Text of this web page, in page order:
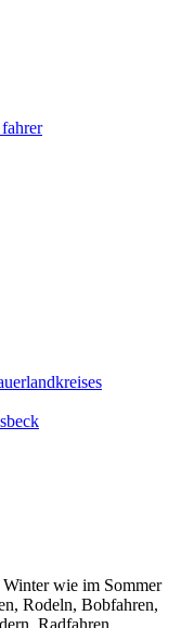
wie im Sommer
Rodeln, Bobfahren,
Radfahren,